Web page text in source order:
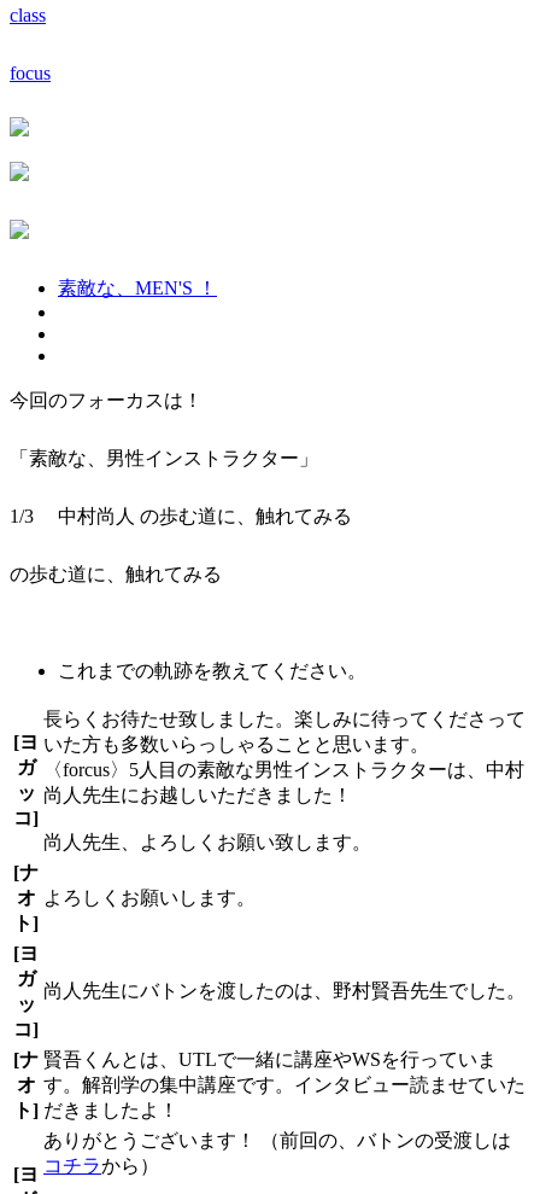
class
focus
素敵な、MEN'S ！
今回のフォーカスは！
「素敵な、男性インストラクター」
1/3 中村尚人 の歩む道に、触れてみる
の歩む道に、触れてみる
これまでの軌跡を教えてください。
[ヨ
ガ
ッ
コ]
長らくお待たせ致しました。楽しみに待ってくださって
いた方も多数いらっしゃることと思います。
〈forcus〉5人目の素敵な男性インストラクターは、中村
尚人先生にお越しいただきました！
尚人先生、よろしくお願い致します。
[ナ
オ
ト]
よろしくお願いします。
[ヨ
ガ
ッ
コ]
尚人先生にバトンを渡したのは、野村賢吾先生でした。
[ナ
オ
ト]
賢吾くんとは、UTLで一緒に講座やWSを行っていま
す。解剖学の集中講座です。インタビュー読ませていた
だきましたよ！
[ヨ
ありがとうございます！ （前回の、バトンの受渡しは
コチラから）